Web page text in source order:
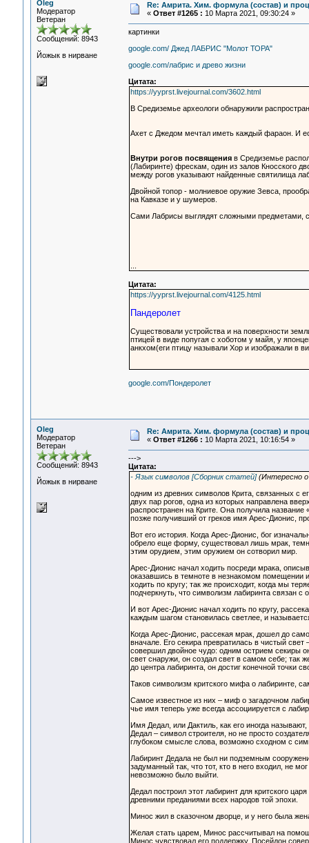
Oleg
Модератор
Ветеран
Сообщений: 8943
Йожык в нирване
Re: Амрита. Хим. формула (состав) и
« Ответ #1265 : 10 Марта 2021, 09:30:24 »
картинки
google.com/ Джед ЛАБРИС "Молот ТОРА"
google.com/лабрис и древо жизни
Цитата:
https://yyprst.livejournal.com/3602.html
В Средиземье археологи обнаружили
Ахет с Джедом мечтал иметь каждый фараон. И
Внутри рогов посвященияв Средиземье
(Лабиринте) фрескам, один из залов Кносского
между рогов указывают найденные святилища
Двойной топор - молниевое оружие Зевса,
на Кавказе и у шумеров.
Сами Лабрисы выглядят сложными предметами,
Цитата:
https://yyprst.livejournal.com/4125.html
Пандеролет
Существовали устройства и на поверхности
птицей в виде попугая с хоботом у майя, у
анкхом(еги птицу называли Хор и изображали в
google.com/Пондеролет
Oleg
Модератор
Ветеран
Сообщений: 8943
Йожык в нирване
Re: Амрита. Хим. формула (состав) и
« Ответ #1266 : 10 Марта 2021, 10:16:54 »
--->
Цитата:
- Язык символов [Сборник статей](Интересно о
одним из древних символов Крита, связанных с
двух пар рогов, одна из которых направлена
распространен на Крите. Она получила название
позже получивший от греков имя Арес-Дионис,
Вот его история. Когда Арес-Дионис, бог
обрело еще форму, существовал лишь мрак,
этим орудием, этим оружием он сотворил мир.
Арес-Дионис начал ходить посреди мрака,
оказавшись в темноте в незнакомом помещении
ходить по кругу; так же происходит, когда мы
подчеркнуть, что символизм лабиринта связан
И вот Арес-Дионис начал ходить по кругу,
каждым шагом становилась светлее, и
Когда Арес-Дионис, рассекая мрак, дошел до
вначале. Его секира превратилась в чистый
совершил двойное чудо: одним острием секиры
свет снаружи, он создал свет в самом себе; так
до центра лабиринта, он достиг конечной точки
Таков символизм критского мифа о лабиринте,
Самое известное из них – миф о загадочном
чье имя теперь уже всегда ассоциируется с
Имя Дедал, или Дактиль, как его иногда
Дедал – символ строителя, но не просто
глубоком смысле слова, возможно сходном с
Лабиринт Дедала не был ни подземным
задуманный так, что тот, кто в него входил, не
невозможно было выйти.
Дедал построил этот лабиринт для критского
древними преданиями всех народов той эпохи.
Минос жил в сказочном дворце, и у него была
Желая стать царем, Минос рассчитывал на
Минос чувствовал его поддержку, Посейдон